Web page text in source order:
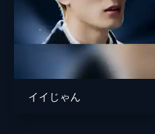
イイじゃん